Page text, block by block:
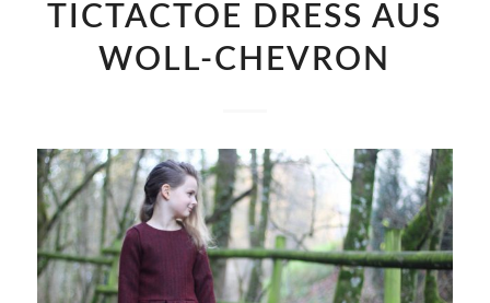
TICTACTOE DRESS AUS
WOLL-CHEVRON